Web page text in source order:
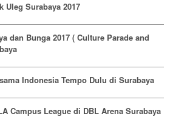
Uleg Surabaya 2017
dan Bunga 2017 ( Culture Parade and
Indonesia Tempo Dulu di Surabaya
Campus League di DBL Arena Surabaya